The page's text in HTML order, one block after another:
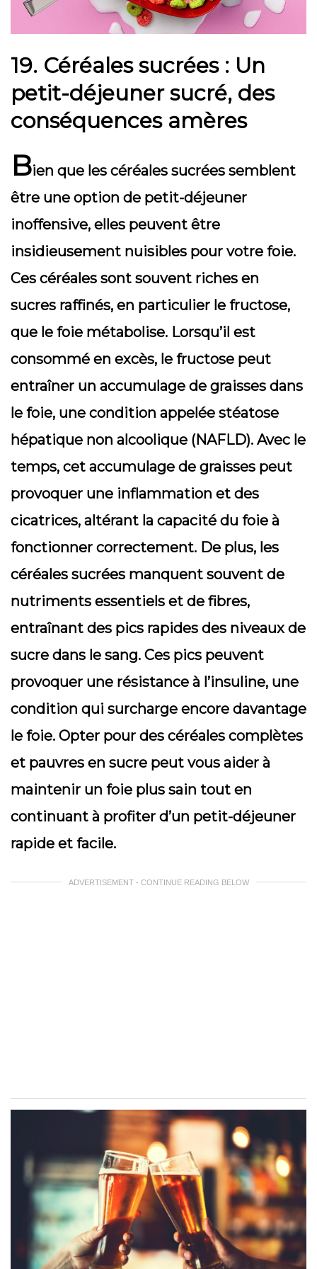
19. Céréales sucrées : Un
petit-déjeuner sucré, des
conséquences amères
Bien que les céréales sucrées semblent
être une option de petit-déjeuner
inoffensive, elles peuvent être
insidieusement nuisibles pour votre foie.
Ces céréales sont souvent riches en
sucres raffinés, en particulier le fructose,
que le foie métabolise. Lorsqu’il est
consommé en excès, le fructose peut
entraîner un accumulage de graisses dans
le foie, une condition appelée stéatose
hépatique non alcoolique (NAFLD). Avec le
temps, cet accumulage de graisses peut
provoquer une inflammation et des
cicatrices, altérant la capacité du foie à
fonctionner correctement. De plus, les
céréales sucrées manquent souvent de
nutriments essentiels et de fibres,
entraînant des pics rapides des niveaux de
sucre dans le sang. Ces pics peuvent
provoquer une résistance à l’insuline, une
condition qui surcharge encore davantage
le foie. Opter pour des céréales complètes
et pauvres en sucre peut vous aider à
maintenir un foie plus sain tout en
continuant à profiter d’un petit-déjeuner
rapide et facile.
ADVERTISEMENT - CONTINUE READING BELOW